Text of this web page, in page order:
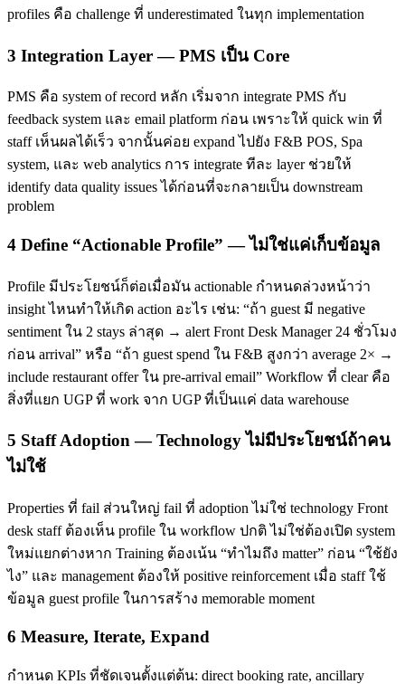
profiles คือ challenge ที่ underestimated ในทุก implementation
3 Integration Layer — PMS เป็น Core
PMS คือ system of record หลัก เริ่มจาก integrate PMS กับ
feedback system และ email platform ก่อน เพราะให้ quick win ที่
staff เห็นผลได้เร็ว จากนั้นค่อย expand ไปยัง F&B POS, Spa
system, และ web analytics การ integrate ทีละ layer ช่วยให้
identify data quality issues ได้ก่อนที่จะกลายเป็น downstream
problem
4 Define “Actionable Profile” — ไม่ใช่แค่เก็บข้อมูล
Profile มีประโยชน์ก็ต่อเมื่อมัน actionable กำหนดล่วงหน้าว่า
insight ไหนทำให้เกิด action อะไร เช่น: “ถ้า guest มี negative
sentiment ใน 2 stays ล่าสุด → alert Front Desk Manager 24 ชั่วโมง
ก่อน arrival” หรือ “ถ้า guest spend ใน F&B สูงกว่า average 2× →
include restaurant offer ใน pre-arrival email” Workflow ที่ clear คือ
สิ่งที่แยก UGP ที่ work จาก UGP ที่เป็นแค่ data warehouse
5 Staff Adoption — Technology ไม่มีประโยชน์ถ้าคน
ไม่ใช้
Properties ที่ fail ส่วนใหญ่ fail ที่ adoption ไม่ใช่ technology Front
desk staff ต้องเห็น profile ใน workflow ปกติ ไม่ใช่ต้องเปิด system
ใหม่แยกต่างหาก Training ต้องเน้น “ทำไมถึง matter” ก่อน “ใช้ยัง
ไง” และ management ต้องให้ positive reinforcement เมื่อ staff ใช้
ข้อมูล guest profile ในการสร้าง memorable moment
6 Measure, Iterate, Expand
กำหนด KPIs ที่ชัดเจนตั้งแต่ต้น: direct booking rate, ancillary